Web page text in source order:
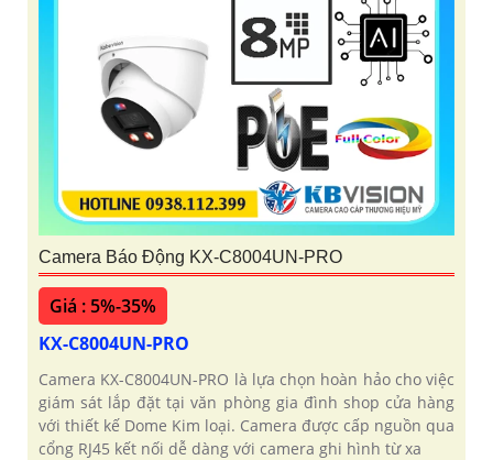
Camera Báo Động KX-C8004UN-PRO
Giá : 5%-35%
KX-C8004UN-PRO
Camera KX-C8004UN-PRO là lựa chọn hoàn hảo cho việc
giám sát lắp đặt tại văn phòng gia đình shop cửa hàng
với thiết kế Dome Kim loại. Camera được cấp nguồn qua
cổng RJ45 kết nối dễ dàng với camera ghi hình từ xa